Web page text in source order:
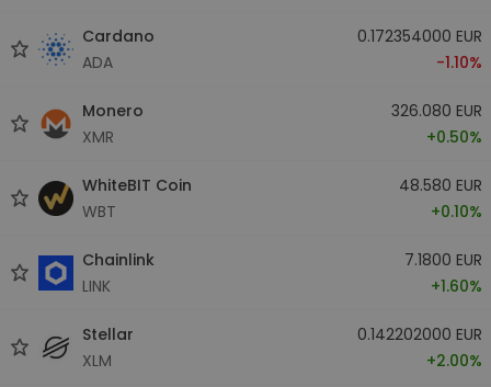
Cardano
ADA
0.172354000 EUR
-1.10%
Monero
XMR
326.080 EUR
+0.50%
WhiteBIT Coin
WBT
48.580 EUR
+0.10%
Chainlink
LINK
7.1800 EUR
+1.60%
Stellar
XLM
0.142202000 EUR
+2.00%